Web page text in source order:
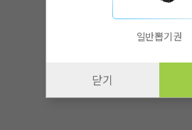
일반뽑기권
닫기